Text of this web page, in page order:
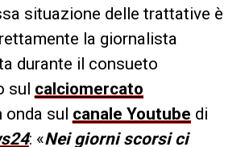
situazione delle trattative è
la giornalista
durante il consueto
sul calciomercato
onda sul canale Youtube di
: «Nei giorni scorsi ci